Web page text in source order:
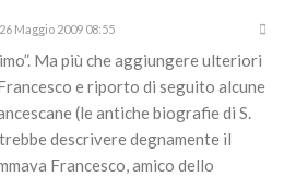
26 Maggio 2009 08:55
Ma più che aggiungere ulteriori
e riporto di seguito alcune
(le antiche biografie di S.
descrivere degnamente il
Francesco, amico dello